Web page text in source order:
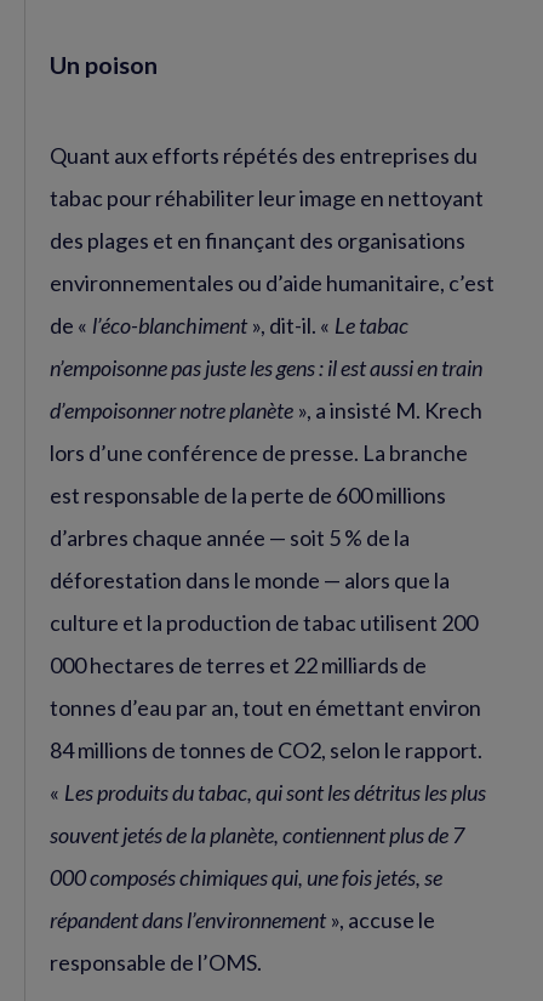
Un poison
Quant aux efforts répétés des entreprises du
tabac pour réhabiliter leur image en nettoyant
des plages et en finançant des organisations
environnementales ou d’aide humanitaire, c’est
de « l’éco-blanchiment », dit-il. « Le tabac
n’empoisonne pas juste les gens : il est aussi en train
d’empoisonner notre planète », a insisté M. Krech
lors d’une conférence de presse. La branche
est responsable de la perte de 600 millions
d’arbres chaque année — soit 5 % de la
déforestation dans le monde — alors que la
culture et la production de tabac utilisent 200
000 hectares de terres et 22 milliards de
tonnes d’eau par an, tout en émettant environ
84 millions de tonnes de CO2, selon le rapport.
« Les produits du tabac, qui sont les détritus les plus
souvent jetés de la planète, contiennent plus de 7
000 composés chimiques qui, une fois jetés, se
répandent dans l’environnement », accuse le
responsable de l’OMS.